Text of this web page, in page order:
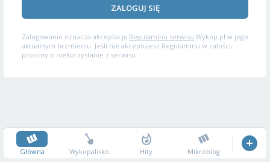
ZALOGUJ SIĘ
Zalogowanie oznacza akceptację Regulaminu serwisu Wykop.pl w jego
aktualnym brzmieniu. Jeśli nie akceptujesz Regulaminu w całości,
prosimy o niekorzystanie z serwisu.
Główna Wykopalisko Hity Mikroblog